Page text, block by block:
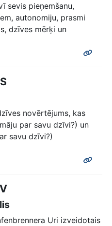
sevis pieņemšanu,
autonomiju, prasmi
dzīves mērķi un
S
novērtējums, kas
par savu dzīvi?) un
savu dzīvi?)
V
Uri izveidotais